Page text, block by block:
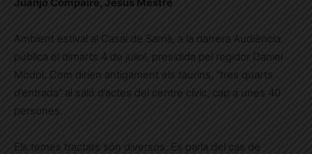
Ambient estival al Casal de Sarrià, a la darrera Audiència
pública el dimarts 4 de juliol, presidida pel regidor Daniel
Mòdol. Com dirien antigament els taurins, “tres quarts
d’entrada” al saló d’actes del centre cívic, cap a unes 40
persones.
Els temes tractats són diversos. Es parla del cas de